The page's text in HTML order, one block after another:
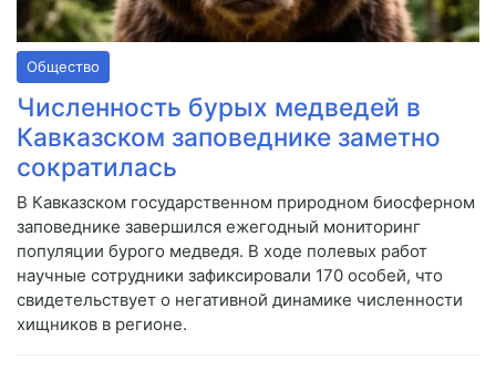
Общество
Численность бурых медведей в
Кавказском заповеднике заметно
сократилась
В Кавказском государственном природном биосферном
заповеднике завершился ежегодный мониторинг
популяции бурого медведя. В ходе полевых работ
научные сотрудники зафиксировали 170 особей, что
свидетельствует о негативной динамике численности
хищников в регионе.